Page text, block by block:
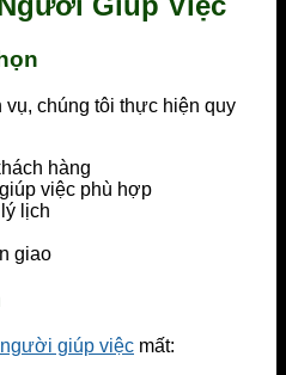
chúng tôi thực hiện quy
hàng
việc phù hợp
lịch
giao
giúp việc mất: